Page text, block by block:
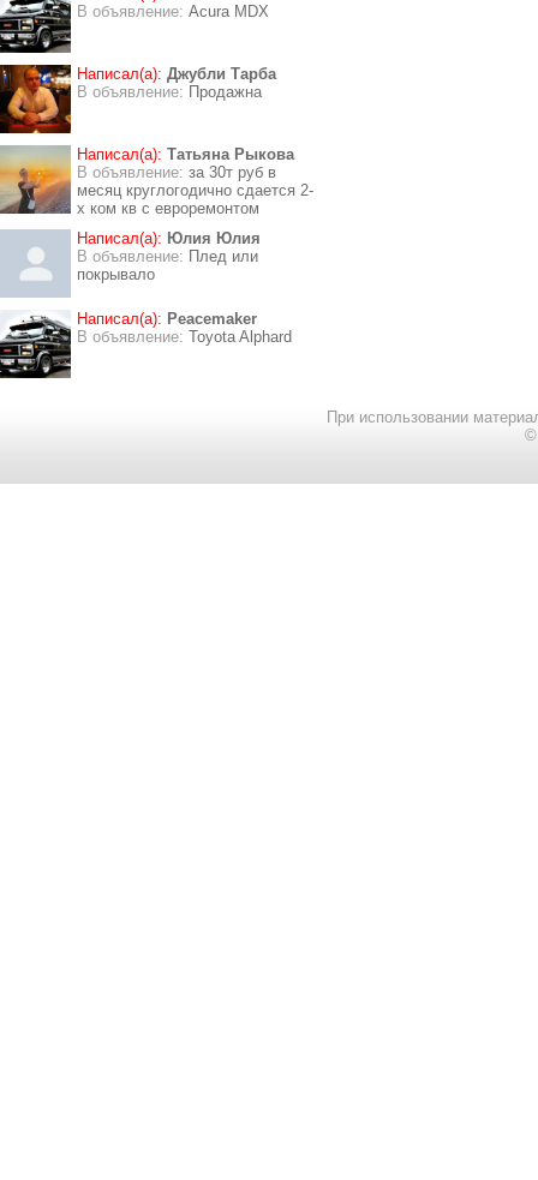
В объявление: Acura MDX
Написал(а): Джубли Тарба
В объявление: Продажна
Написал(а): Татьяна Рыкова
В объявление: за 30т руб в
месяц круглогодично сдается 2-
х ком кв с евроремонтом
Написал(а): Юлия Юлия
В объявление: Плед или
покрывало
Написал(а): Peacemaker
В объявление: Toyota Alphard
При использовании